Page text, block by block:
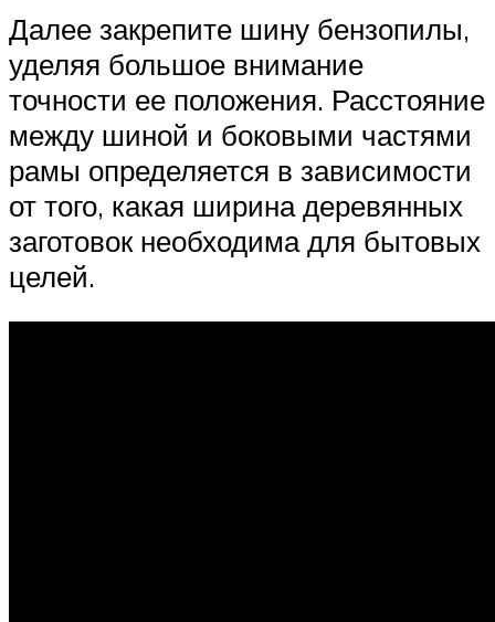
Далее закрепите шину бензопилы,
уделяя большое внимание
точности ее положения. Расстояние
между шиной и боковыми частями
рамы определяется в зависимости
от того, какая ширина деревянных
заготовок необходима для бытовых
целей.